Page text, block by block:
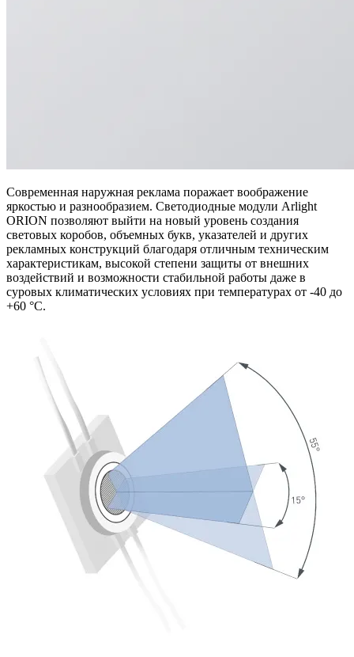
Современная наружная реклама поражает воображение
яркостью и разнообразием. Светодиодные модули Arlight
ORION позволяют выйти на новый уровень создания
световых коробов, объемных букв, указателей и других
рекламных конструкций благодаря отличным техническим
характеристикам, высокой степени защиты от внешних
воздействий и возможности стабильной работы даже в
суровых климатических условиях при температурах от -40 до
+60 °C.